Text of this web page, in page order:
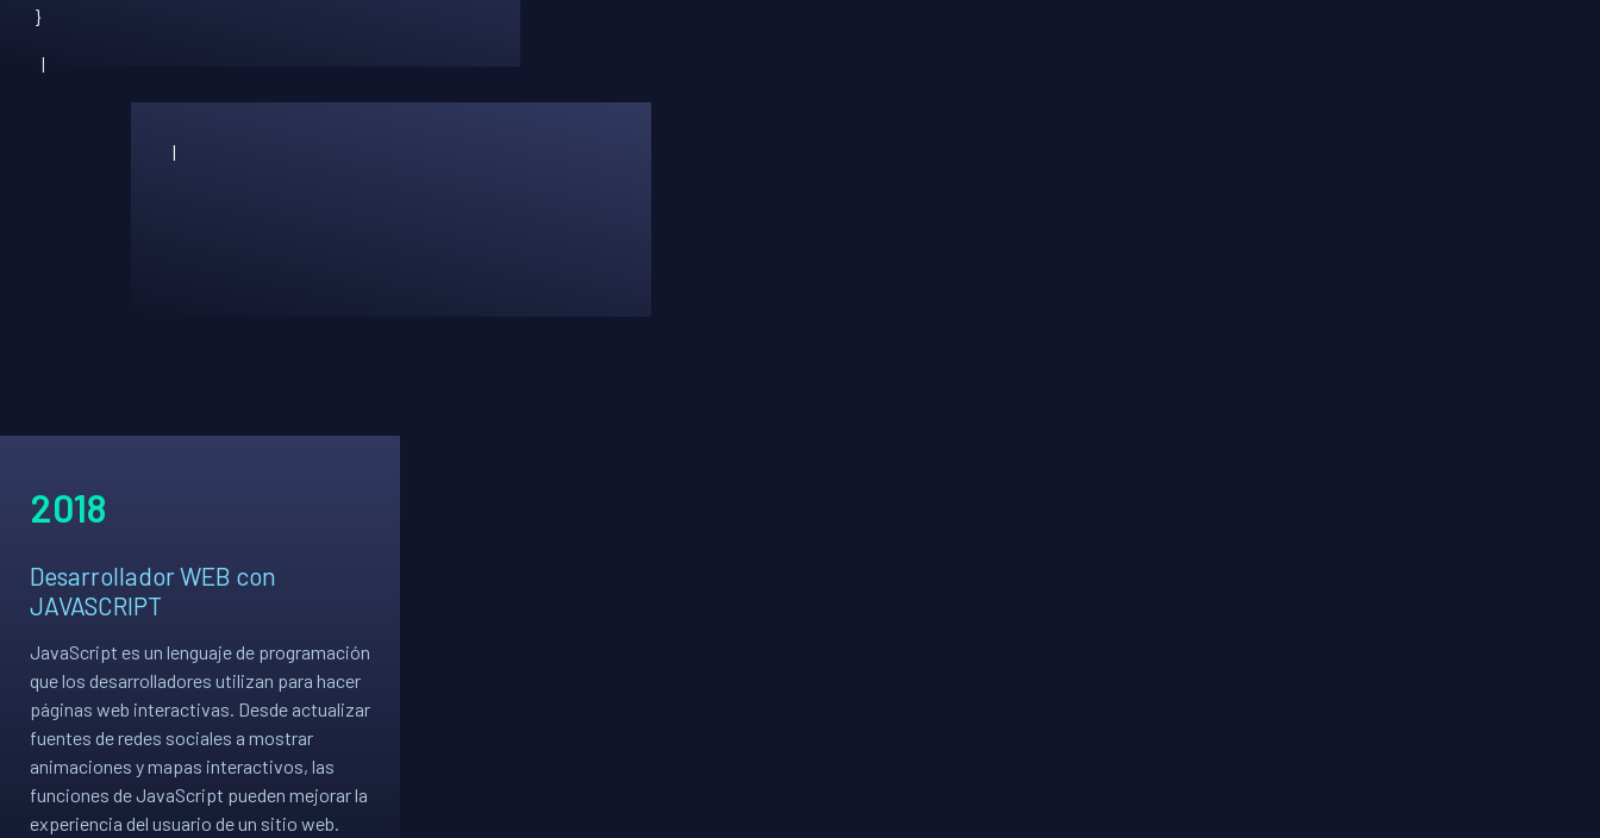
}
|
.A que me dedico
2018
Desarrollador WEB con
JAVASCRIPT
JavaScript es un lenguaje de programación
que los desarrolladores utilizan para hacer
páginas web interactivas. Desde actualizar
fuentes de redes sociales a mostrar
animaciones y mapas interactivos, las
funciones de JavaScript pueden mejorar la
experiencia del usuario de un sitio web.